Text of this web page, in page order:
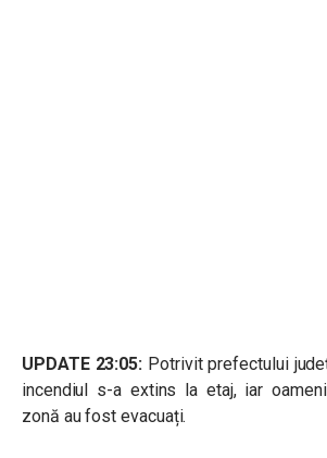
UPDATE 23:05: Potrivit prefectului
incendiul s-a extins la etaj, iar
zonă au fost evacuați.